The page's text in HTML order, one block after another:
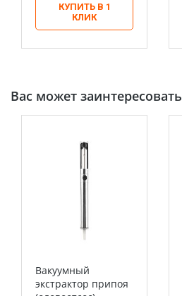
КУПИТЬ В 1
КЛИК
Вас может заинтересовать
Вакуумный
экстрактор припоя